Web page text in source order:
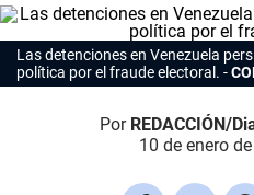
Las detenciones en Venezuela
política por el fraude electoral.
Por REDACCIÓN/
10 de enero